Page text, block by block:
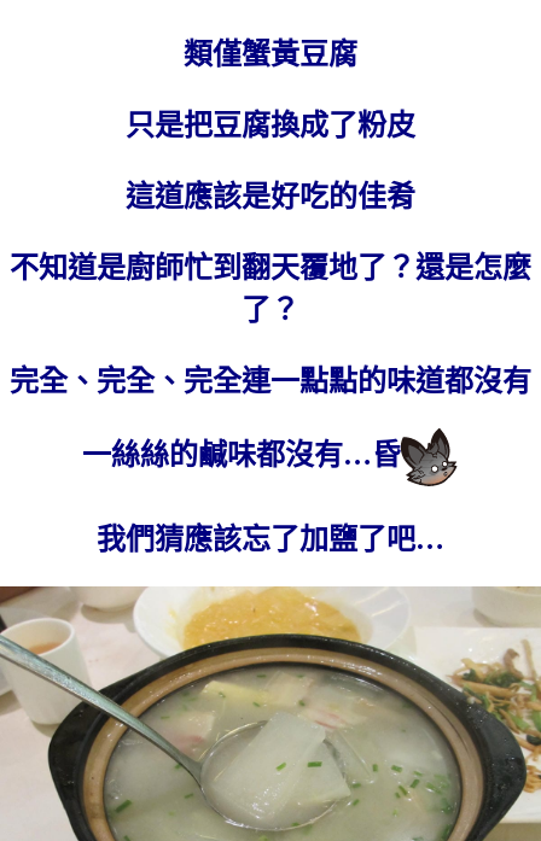
類僅蟹黃豆腐
只是把豆腐換成了粉皮
這道應該是好吃的佳肴
不知道是廚師忙到翻天覆地了？還是怎麼
了？
完全、完全、完全連一點點的味道都沒有
一絲絲的鹹味都沒有…昏
我們猜應該忘了加鹽了吧…